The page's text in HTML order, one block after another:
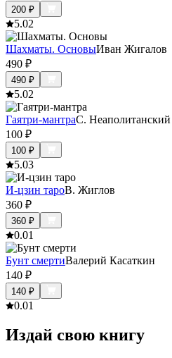
200 ₽
5.02
Шахматы. ОсновыИван Жигалов
490 ₽
490 ₽
5.02
Гаятри-мантраС. Неаполитанский
100 ₽
100 ₽
5.03
И-цзин тароВ. Жиглов
360 ₽
360 ₽
0.01
Бунт смертиВалерий Касаткин
140 ₽
140 ₽
0.01
Издай свою книгу